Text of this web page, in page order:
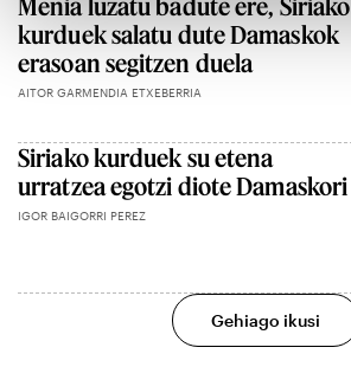
Menia luzatu badute ere, Siriako
kurduek salatu dute Damaskok
erasoan segitzen duela
AITOR GARMENDIA ETXEBERRIA
Siriako kurduek su etena
urratzea egotzi diote Damaskori
IGOR BAIGORRI PEREZ
Gehiago ikusi